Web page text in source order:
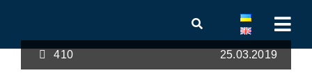
410 25.03.2019